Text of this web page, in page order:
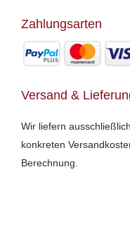
Zahlungsarten
Versand &
Wir liefern
konkreten
Berechnung.